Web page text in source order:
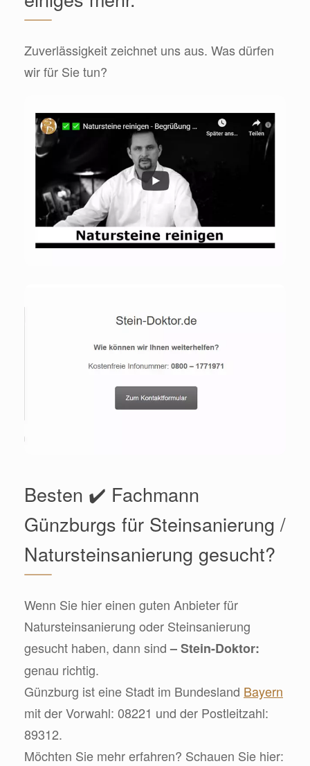
Zuverlässigkeit zeichnet uns aus. Was dürfen
wir für Sie tun?
Besten ✔️ Fachmann
Günzburgs für Steinsanierung /
Natursteinsanierung gesucht?
Wenn Sie hier einen guten Anbieter für
Natursteinsanierung oder Steinsanierung
gesucht haben, dann sind– Stein-Doktor:
genau richtig.
Günzburg ist eine Stadt im Bundesland Bayern
mit der Vorwahl: 08221 und der Postleitzahl:
89312.
Möchten Sie mehr erfahren? Schauen Sie hier: